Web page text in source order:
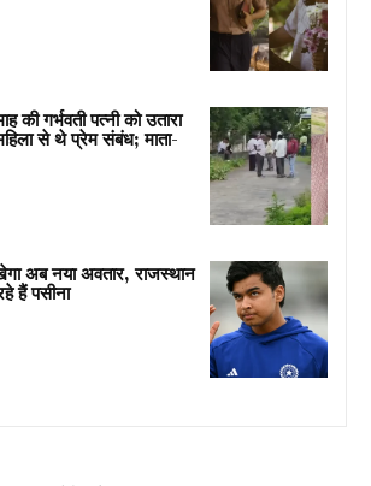
की गर्भवती पत्नी को उतारा
से थे प्रेम संबंध; माता-
अब नया अवतार, राजस्थान
हैं पसीना